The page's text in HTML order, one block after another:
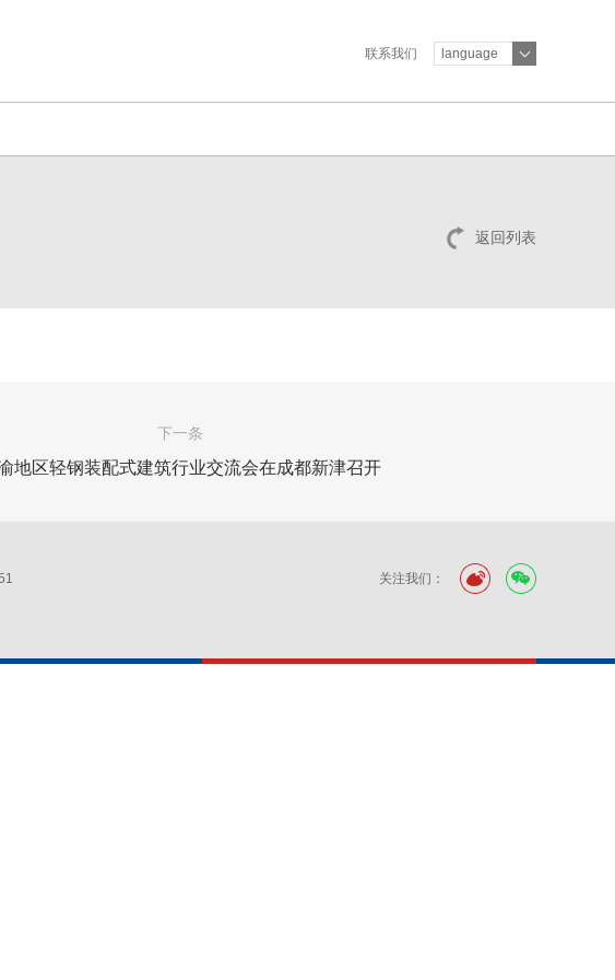
联系我们 language
返回列表
下一条
地区轻钢装配式建筑行业交流会在成都新津召开
关注我们：